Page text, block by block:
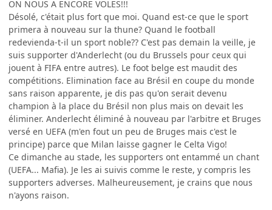
ON NOUS A ENCORE VOLES!!!
Désolé, c'était plus fort que moi. Quand est-ce que le sport
primera à nouveau sur la thune? Quand le football
redevienda-t-il un sport noble?? C'est pas demain la veille, je
suis supporter d'Anderlecht (ou du Brussels pour ceux qui
jouent à FIFA entre autres). Le foot belge est maudit des
compétitions. Elimination face au Brésil en coupe du monde
sans raison apparente, je dis pas qu'on serait devenu
champion à la place du Brésil non plus mais on devait les
éliminer. Anderlecht éliminé à nouveau par l'arbitre et Bruges
versé en UEFA (m'en fout un peu de Bruges mais c'est le
principe) parce que Milan laisse gagner le Celta Vigo!
Ce dimanche au stade, les supporters ont entammé un chant
(UEFA... Mafia). Je les ai suivis comme le reste, y compris les
supporters adverses. Malheureusement, je crains que nous
n'ayons raison.